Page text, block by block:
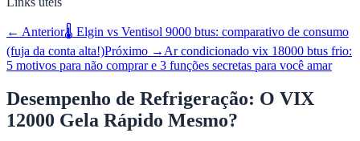
← Anterior🌡️ Elgin vs Ventisol 9000 btus: comparativo de consumo
(fuja da conta alta!)Próximo → Ar condicionado vix 18000 btus frio:
5 motivos para não comprar e 3 funções secretas para você amar
Desempenho de Refrigeração: O VIX
12000 Gela Rápido Mesmo?